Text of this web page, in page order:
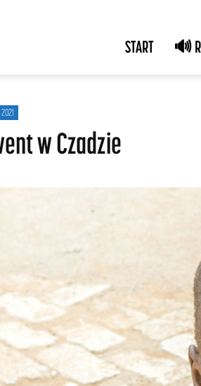
salezjanie
START 🔊
w Czadzie